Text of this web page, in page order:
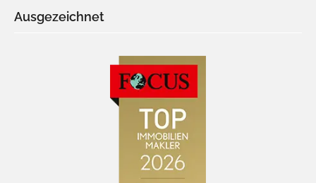
Ausgezeichnet